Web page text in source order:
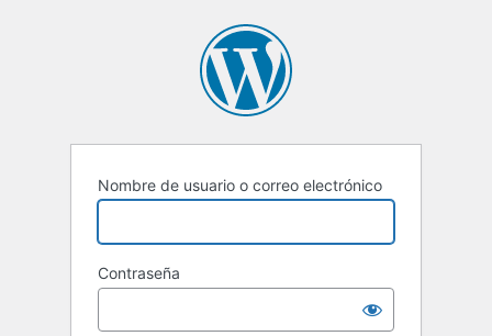
Nombre de usuario o correo electrónico
Contraseña